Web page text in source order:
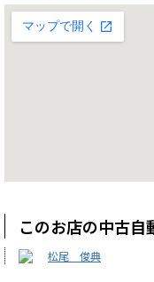
このお店の中古自
松尾 俊典